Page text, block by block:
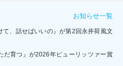
お知らせ一覧
て、話せばいいの』が第2回永井荷風文
だ育つ』が2026年ピューリッツァー賞